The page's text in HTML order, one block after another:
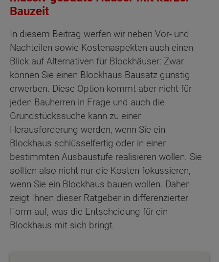
Bauzeit
In diesem Beitrag werfen wir neben Vor- und
Nachteilen sowie Kostenaspekten auch einen
Blick auf Alternativen für Blockhäuser: Zwar
können Sie einen Blockhaus Bausatz günstig
erwerben. Diese Option kommt aber nicht für
jeden Bauherren in Frage und auch die
Grundstückssuche kann zu einer
Herausforderung werden, wenn Sie ein
Blockhaus schlüsselfertig oder in einer
bestimmten Ausbaustufe realisieren wollen. Sie
sollten also nicht nur die Kosten fokussieren,
wenn Sie ein Blockhaus bauen wollen. Daher
zeigt Ihnen dieser Ratgeber in differenzierter
Form auf, was die Entscheidung für ein
Blockhaus mit sich bringt.